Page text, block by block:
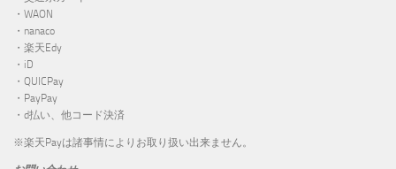
・WAON
・nanaco
・楽天Edy
・iD
・QUICPay
・PayPay
・d払い、他コード決済
※楽天Payは諸事情によりお取り扱い出来ません。